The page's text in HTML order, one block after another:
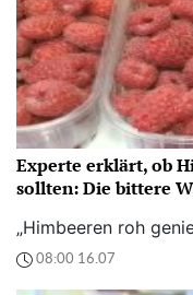
Experte erklärt, ob
sollten: Die bittere
„Himbeeren roh
08:00 16.07